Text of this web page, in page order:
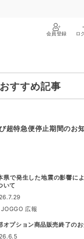
会員登録 ロ
おすすめ記事
超特急便停止期間のお
県で発生した地震の影響に
いて
JOGGO 広報
オプション商品販売終了の